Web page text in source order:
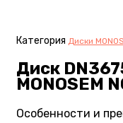
Категория Диски
Диск
MONOSEM
Особенности и